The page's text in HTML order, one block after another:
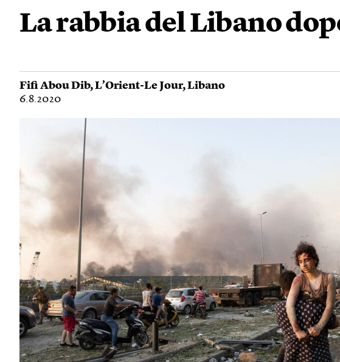
La rabbia del Libano
Fifi Abou Dib,L’Orient-Le Jour,Libano
6.8.2020